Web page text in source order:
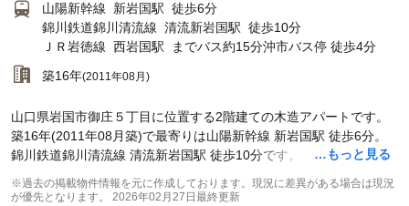
山陽新幹線 新岩国駅 徒歩6分
錦川鉄道錦川清流線 清流新岩国駅 徒歩10分
ＪＲ岩徳線 西岩国駅
までバス約15分沖市バス停 徒歩4分
築16年(2011年08月)
…もっと見る
山口県岩国市御庄５丁目に位置する2階建ての木造アパートです。
築16年(2011年08月築)で最寄りは山陽新幹線 新岩国駅 徒歩6分。
錦川鉄道錦川清流線 清流新岩国駅 徒歩10分です。
※過去の掲載物件情報を元に作成しております。現況に差異がある場合は現況
が優先となります。 2026年02月27日最終更新